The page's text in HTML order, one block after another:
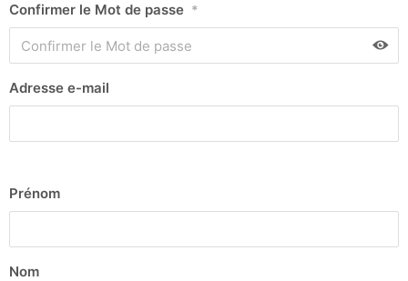
Confirmer le Mot de passe *
Adresse e-mail
Prénom
Nom